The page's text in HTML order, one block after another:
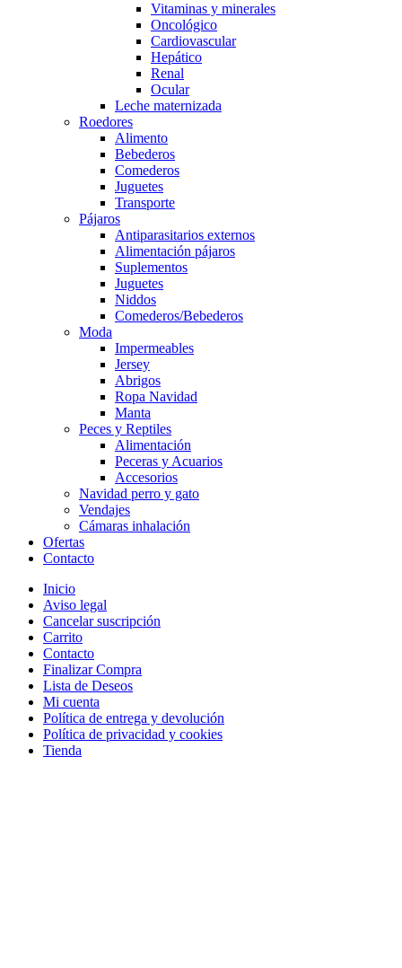
Vitaminas y minerales
Oncológico
Cardiovascular
Hepático
Renal
Ocular
Leche maternizada
Roedores
Alimento
Bebederos
Comederos
Juguetes
Transporte
Pájaros
Antiparasitarios externos
Alimentación pájaros
Suplementos
Juguetes
Niddos
Comederos/Bebederos
Moda
Impermeables
Jersey
Abrigos
Ropa Navidad
Manta
Peces y Reptiles
Alimentación
Peceras y Acuarios
Accesorios
Navidad perro y gato
Vendajes
Cámaras inhalación
Ofertas
Contacto
Inicio
Aviso legal
Cancelar suscripción
Carrito
Contacto
Finalizar Compra
Lista de Deseos
Mi cuenta
Política de entrega y devolución
Política de privacidad y cookies
Tienda